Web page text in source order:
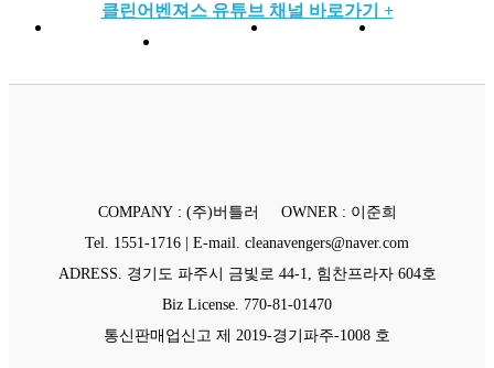
클린어벤져스 유튜브 채널 바로가기 +
COMPANY : (주)버틀러 OWNER : 이준희
Tel. 1551-1716 | E-mail. cleanavengers@naver.com
ADRESS. 경기도 파주시 금빛로 44-1, 힘찬프라자 604호
Biz License. 770-81-01470
통신판매업신고 제 2019-경기파주-1008 호